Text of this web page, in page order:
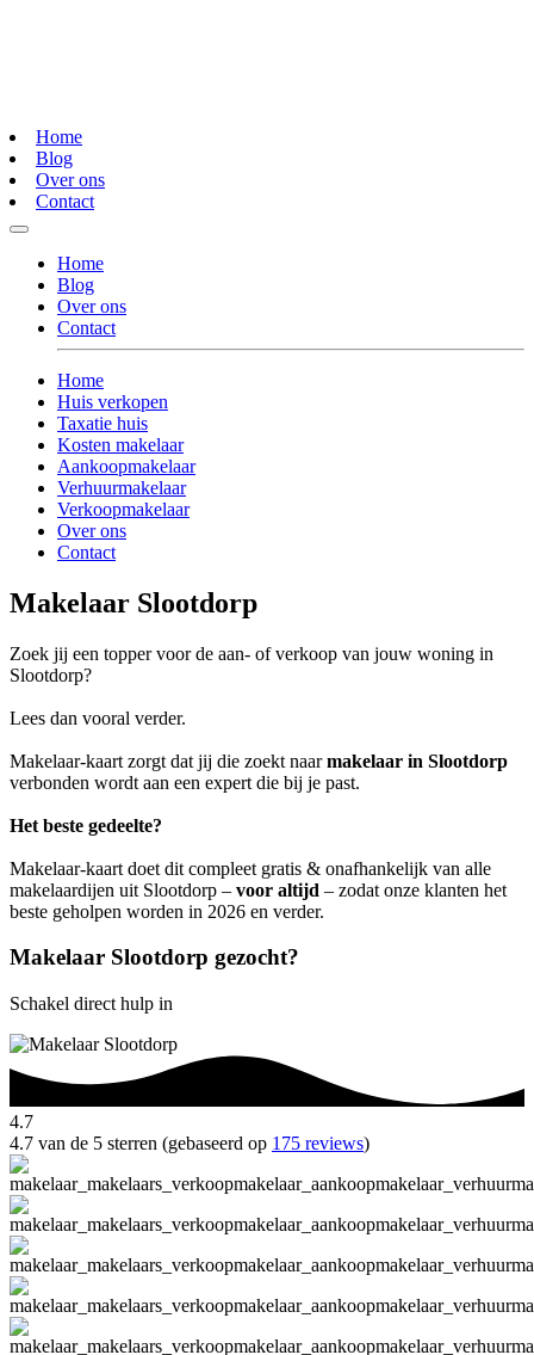
Home
Blog
Over ons
Contact
Home
Blog
Over ons
Contact
Home
Huis verkopen
Taxatie huis
Kosten makelaar
Aankoopmakelaar
Verhuurmakelaar
Verkoopmakelaar
Over ons
Contact
Makelaar Slootdorp
Zoek jij een topper voor de aan- of verkoop van jouw woning in
Slootdorp?
Lees dan vooral verder.
Makelaar-kaart zorgt dat jij die zoekt naarmakelaar in Slootdorp
verbonden wordt aan een expert die bij je past.
Het beste gedeelte?
Makelaar-kaart doet dit compleet gratis & onafhankelijk van alle
makelaardijen uit Slootdorp – voor altijd – zodat onze klanten het
beste geholpen worden in 2026 en verder.
Makelaar Slootdorp gezocht?
Schakel direct hulp in
4.7
4.7 van de 5 sterren (gebaseerd op 175 reviews)